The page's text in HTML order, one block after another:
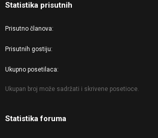
Statistika prisutnih
Prisutno članova
Prisutnih gostiju
Ukupno posetilaca
Ukupan broj može sadržati i skrivene posetioce.
Statistika foruma